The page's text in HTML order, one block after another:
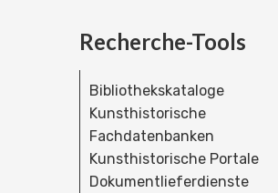
Recherche-Tools
Bibliothekskataloge
Kunsthistorische
Fachdatenbanken
Kunsthistorische Portale
Dokumentlieferdienste